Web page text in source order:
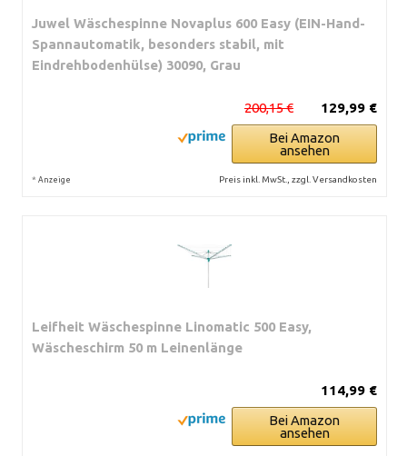
Juwel Wäschespinne Novaplus 600 Easy (EIN-Hand-
Spannautomatik, besonders stabil, mit
Eindrehbodenhülse) 30090, Grau
129,99 €
200,15 €
Bei Amazon
ansehen
* Anzeige Preis inkl. MwSt., zzgl. Versandkosten
Leifheit Wäschespinne Linomatic 500 Easy,
Wäscheschirm 50 m Leinenlänge
114,99 €
Bei Amazon
ansehen